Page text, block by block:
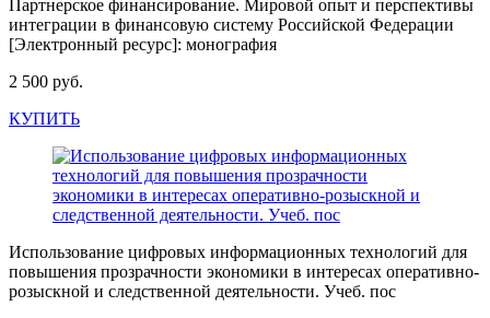
Партнерское финансирование. Мировой опыт и перспективы
интеграции в финансовую систему Российской Федерации
[Электронный ресурс]: монография
2 500 руб.
КУПИТЬ
Использование цифровых информационных технологий для
повышения прозрачности экономики в интересах оперативно-
розыскной и следственной деятельности. Учеб. пос